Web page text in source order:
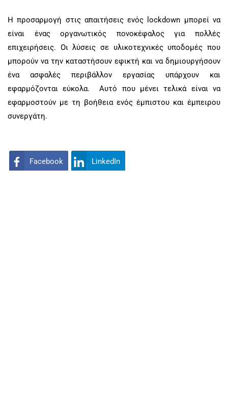
Η προσαρμογή στις απαιτήσεις ενός lockdown μπορεί να
είναι ένας οργανωτικός πονοκέφαλος για πολλές
επιχειρήσεις. Οι λύσεις σε υλικοτεχνικές υποδομές που
μπορούν να την καταστήσουν εφικτή και να δημιουργήσουν
ένα ασφαλές περιβάλλον εργασίας υπάρχουν και
εφαρμόζονται εύκολα. Αυτό που μένει τελικά είναι να
εφαρμοστούν με τη βοήθεια ενός έμπιστου και έμπειρου
συνεργάτη.
Facebook LinkedIn